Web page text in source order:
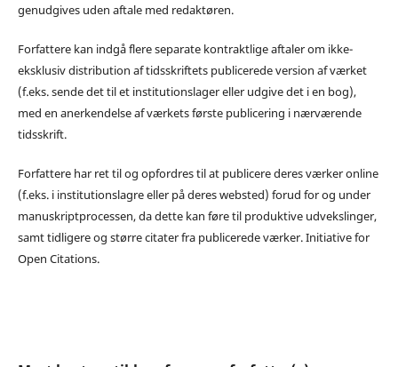
genudgives uden aftale med redaktøren.
Forfattere kan indgå flere separate kontraktlige aftaler om ikke-
eksklusiv distribution af tidsskriftets publicerede version af værket
(f.eks. sende det til et institutionslager eller udgive det i en bog),
med en anerkendelse af værkets første publicering i nærværende
tidsskrift.
Forfattere har ret til og opfordres til at publicere deres værker online
(f.eks. i institutionslagre eller på deres websted) forud for og under
manuskriptprocessen, da dette kan føre til produktive udvekslinger,
samt tidligere og større citater fra publicerede værker. Initiative for
Open Citations.